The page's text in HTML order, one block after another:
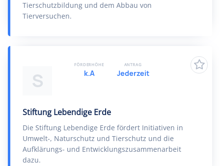
Tierschutzbildung und dem Abbau von
Tierversuchen.
S
Stiftung Lebendige Erde
Die Stiftung Lebendige Erde fördert Initiativen in
Umwelt-, Naturschutz und Tierschutz und die
Aufklärungs- und Entwicklungszusammenarbeit
dazu.
FÖRDERHÖHE
k.A
ANTRAG
Jederzeit